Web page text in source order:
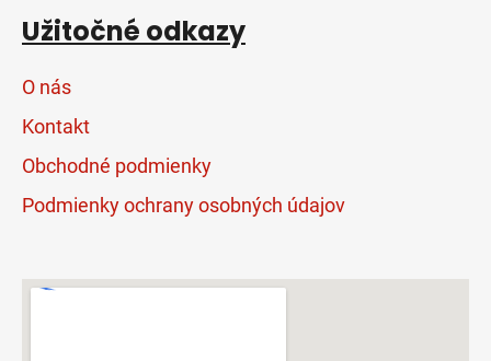
Užitočné odkazy
O nás
Kontakt
Obchodné podmienky
Podmienky ochrany osobných údajov